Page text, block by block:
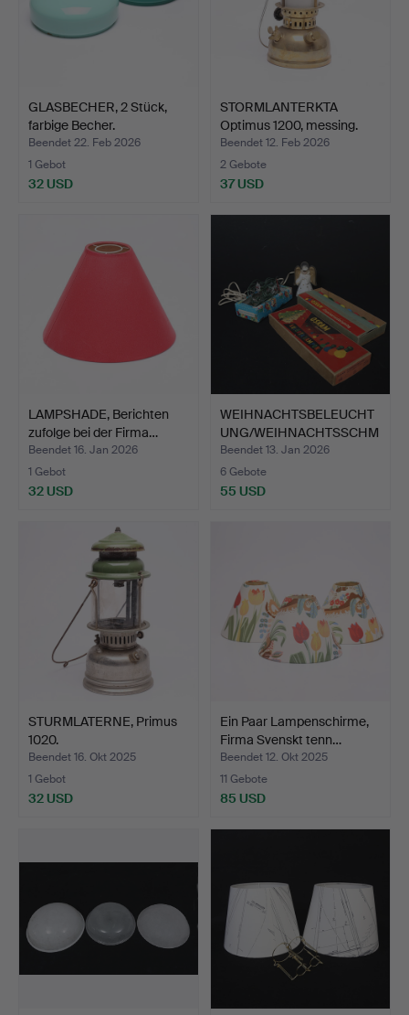
GLASBECHER, 2 Stück,
farbige Becher.
Beendet 22. Feb 2026
1 Gebot
32 USD
STORMLANTERKTA
Optimus 1200, messing.
Beendet 12. Feb 2026
2 Gebote
37 USD
LAMPSHADE, Berichten
zufolge bei der Firma…
Beendet 16. Jan 2026
1 Gebot
32 USD
WEIHNACHTSBELEUCHT
UNG/WEIHNACHTSSCHM
UCK, e…
Beendet 13. Jan 2026
6 Gebote
55 USD
STURMLATERNE, Primus
1020.
Beendet 16. Okt 2025
1 Gebot
32 USD
Ein Paar Lampenschirme,
Firma Svenskt tenn…
Beendet 12. Okt 2025
11 Gebote
85 USD